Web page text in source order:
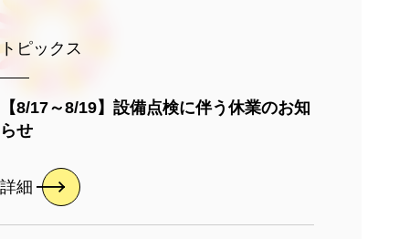
トピックス
【8/17～8/19】設備点検に伴う休業のお知
らせ
詳細